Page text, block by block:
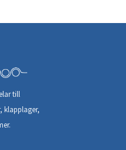
till
klapplager,